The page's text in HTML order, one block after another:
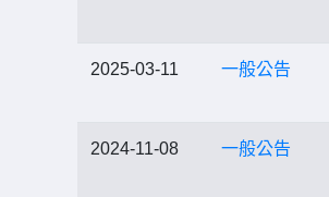
2025-03-11 一般公告
2024-11-08 一般公告